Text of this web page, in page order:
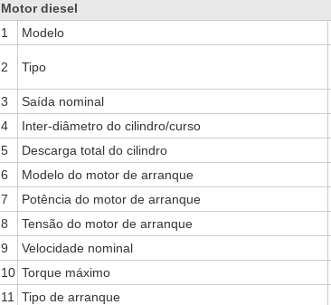
Motor diesel
1
Modelo
2 Tipo
3
Saída nominal
4
Inter-diâmetro do cilindro/curso
5
Descarga total do cilindro
6
Modelo do motor de arranque
7
Potência do motor de arranque
8
Tensão do motor de arranque
9
Velocidade nominal
10 Torque máximo
11
Tipo de arranque